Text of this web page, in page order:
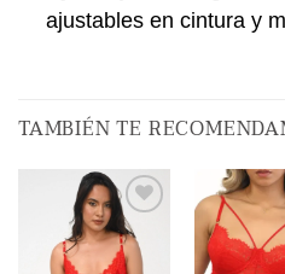
ajustables en cintura y
TAMBIÉN TE
AÑADIR
A LA
A